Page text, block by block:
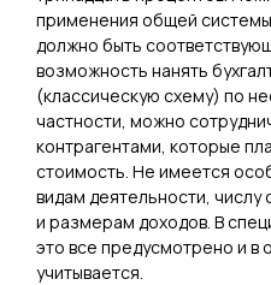
применения общей
должно быть
возможность нанять
(классическую схему) по
частности, можно
контрагентами, которые
стоимость. Не имеется
видам деятельности, числу
и размерам доходов. В
это все предусмотрено и в
учитывается.